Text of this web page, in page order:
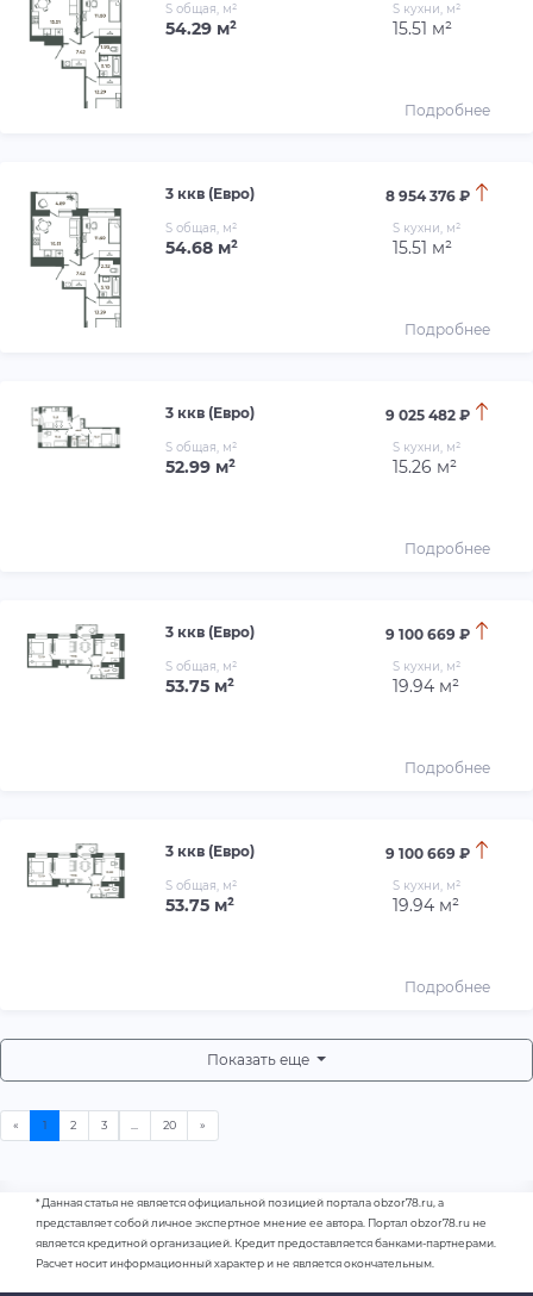
S общая, м²
54.29 м²
S кухни, м²
15.51 м²
Подробнее
3 ккв (Евро) 8 954 376 ₽
S общая, м²
54.68 м²
S кухни, м²
15.51 м²
Подробнее
3 ккв (Евро) 9 025 482 ₽
S общая, м²
52.99 м²
S кухни, м²
15.26 м²
Подробнее
3 ккв (Евро) 9 100 669 ₽
S общая, м²
53.75 м²
S кухни, м²
19.94 м²
Подробнее
3 ккв (Евро) 9 100 669 ₽
S общая, м²
53.75 м²
S кухни, м²
19.94 м²
Подробнее
Показать еще
* Данная статья не является официальной позицией портала obzor78.ru, а
представляет собой личное экспертное мнение ее автора. Портал obzor78.ru не
является кредитной организацией. Кредит предоставляется банками-партнерами.
Расчет носит информационный характер и не является окончательным.